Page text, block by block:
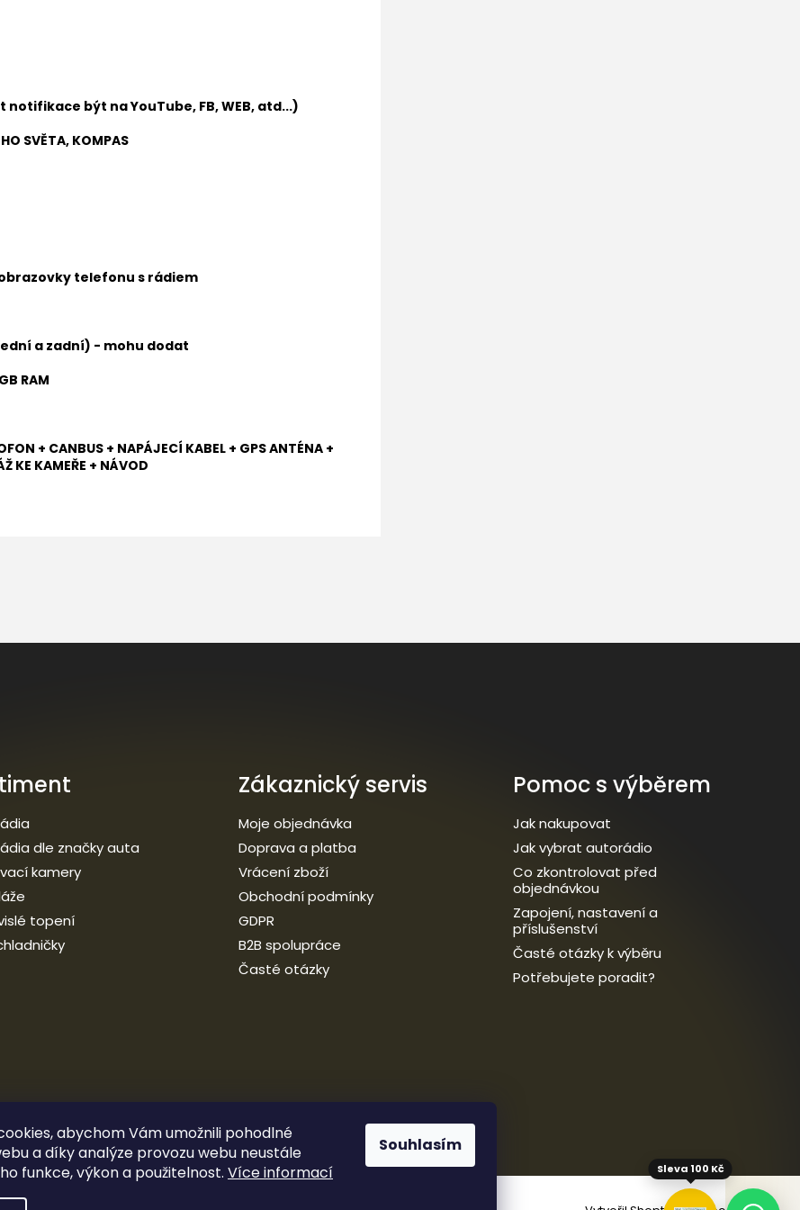
abychom Vám umožnili pohodlné
a díky analýze provozu webu neustále
funkce, výkon a použitelnost. Více informací
Souhlasím
být na YouTube, FB, WEB, atd...)
SVĚTA, KOMPAS
obrazovky telefonu s rádiem
a zadní) - mohu dodat
RAM
+ CANBUS + NAPÁJECÍ KABEL + GPS ANTÉNA +
KE KAMEŘE + NÁVOD
dle značky auta
kamery
topení
Zákaznický servis
Moje objednávka
Doprava a platba
Vrácení zboží
Obchodní podmínky
GDPR
B2B spolupráce
Časté otázky
Pomoc s výběrem
Jak nakupovat
Jak vybrat autorádio
Co zkontrolovat před
objednávkou
Zapojení, nastavení a
příslušenství
Časté otázky k výběru
Potřebujete poradit?
Sleva 100 Kč